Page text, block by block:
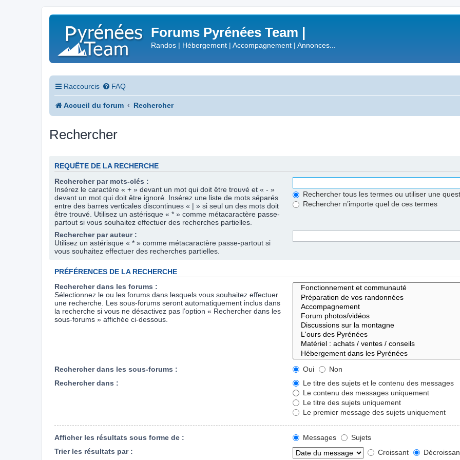
Forums Pyrénées Team |
Randos | Hébergement | Accompagnement | Annonces...
Raccourcis FAQ
Accueil du forum Rechercher
Rechercher
REQUÊTE DE LA RECHERCHE
Rechercher par mots-clés :
Insérez le caractère « + » devant un mot qui doit être trouvé et « - »
devant un mot qui doit être ignoré. Insérez une liste de mots séparés
entre des barres verticales discontinues « | » si seul un des mots doit
être trouvé. Utilisez un astérisque « * » comme métacaractère passe-
partout si vous souhaitez effectuer des recherches partielles.
Rechercher tous les termes ou utiliser une
Rechercher n’importe quel de ces termes
Rechercher par auteur :
Utilisez un astérisque « * » comme métacaractère passe-partout si
vous souhaitez effectuer des recherches partielles.
PRÉFÉRENCES DE LA RECHERCHE
Rechercher dans les forums :
Sélectionnez le ou les forums dans lesquels vous souhaitez effectuer
une recherche. Les sous-forums seront automatiquement inclus dans
la recherche si vous ne désactivez pas l’option « Rechercher dans les
sous-forums » affichée ci-dessous.
Rechercher dans les sous-forums : Oui
Non
Rechercher dans :
Le titre des sujets et le contenu des messages
Le contenu des messages uniquement
Le titre des sujets uniquement
Le premier message des sujets uniquement
Afficher les résultats sous forme de : Messages
Sujets
Trier les résultats par :
Croissant